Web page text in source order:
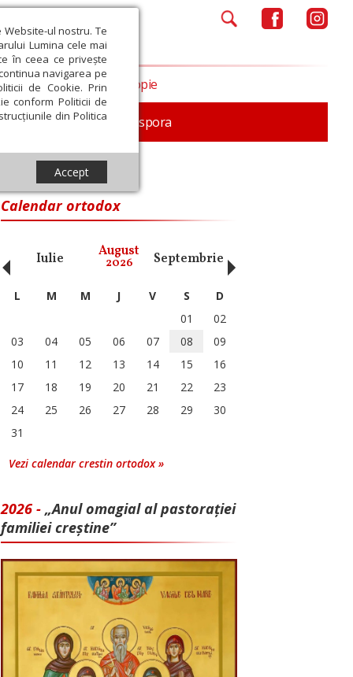
ul nostru. Te
Lumina cele mai
în ceea ce privește
navigarea pe
de Cookie. Prin
conform Politicii de
din Politica
Accept
In memoriam Diaspora
Opinii Filantropie
Calendar ortodox
Iulie August
2026 Septembrie Octombrie
‹ L M M J V S
D
01
02
03
04 05 06 07 08
09
10
11 12 13 14 15
16
17
18 19 20 21 22
23
24
25 26 27 28 29
30
31
Vezi calendar crestin ortodox »
2026 - „Anul omagial al pastorației
familiei creștine”